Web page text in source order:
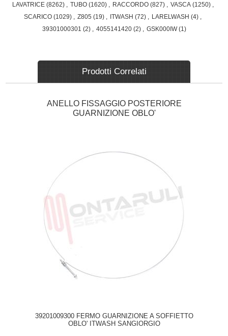
0000006810001420618, S4208B II5090 II508B SANGIORGIO,
LAVATRICE (8262) TUBO (1620) RACCORDO (827) VASCA (1250)
SCARICO (1029) Z805 (19) ITWASH (72) LARELWASH (4)
39301000301 (2) 4055141420 (2) GSK000IW (1)
Prodotti Correlati
ANELLO FISSAGGIO POSTERIORE
GUARNIZIONE OBLO'
39201009300 FERMO GUARNIZIONE A SOFFIETTO
OBLO' ITWASH SANGIORGIO